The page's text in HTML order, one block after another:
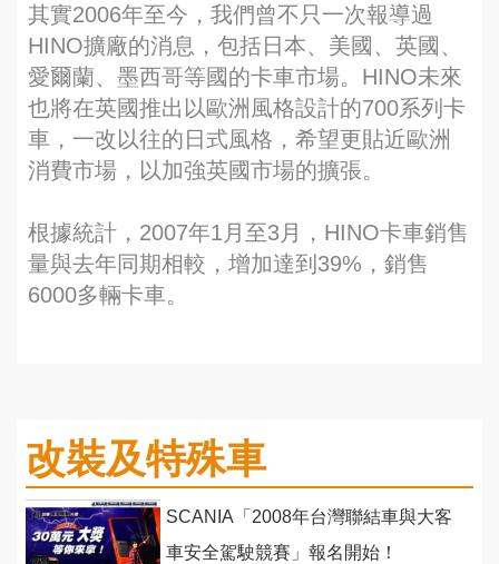
其實2006年至今，我們曾不只一次報導過
HINO擴廠的消息，包括日本、美國、英國、
愛爾蘭、墨西哥等國的卡車市場。HINO未來
也將在英國推出以歐洲風格設計的700系列卡
車，一改以往的日式風格，希望更貼近歐洲
消費市場，以加強英國市場的擴張。
根據統計，2007年1月至3月，HINO卡車銷售
量與去年同期相較，增加達到39%，銷售
6000多輛卡車。
改裝及特殊車
SCANIA「2008年台灣聯結車與大客
車安全駕駛競賽」報名開始！